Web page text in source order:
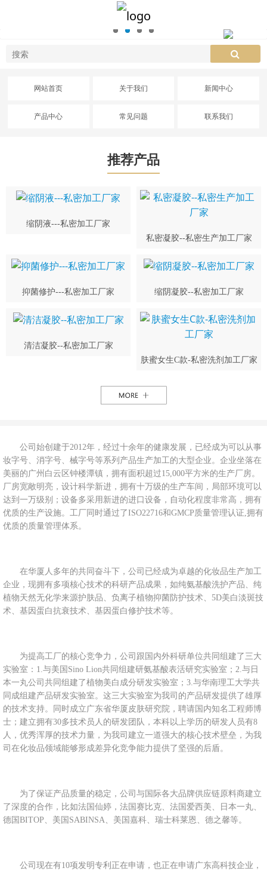
网站首页 关于我们 新闻中心
产品中心 常见问题 联系我们
推荐产品
缩阴液---私密加工厂家
私密凝胶--私密生产加工厂家
抑菌修护---私密加工厂家 缩阴凝胶--私密加工厂家
清洁凝胶--私密加工厂家
肤蜜女生C款-私密洗剂加工厂家
公司始创建于2012年，经过十余年的健康发展，已经成为可以从事
妆字号、消字号、械字号等系列产品生产加工的大型企业。企业坐落在
美丽的广州白云区钟楼潭镇，拥有面积超过15,000平方米的生产厂房。
厂房宽敞明亮，设计科学新进，拥有十万级的生产车间，局部环境可以
达到一万级别；设备多采用新进的进口设备，自动化程度非常高，拥有
优质的生产设施。工厂同时通过了ISO22716和GMCP质量管理认证,拥有
优质的质量管理体系。
在华厦人多年的共同奋斗下，公司已经成为卓越的化妆品生产加工
企业，现拥有多项核心技术的科研产品成果，如纯氨基酸洗护产品、纯
植物天然无化学来源护肤品、负离子植物抑菌防护技术、5D美白淡斑技
术、基因蛋白抗衰技术、基因蛋白修护技术等。
为提高工厂的核心竞争力，公司跟国内外科研单位共同组建了三大
实验室：1.与美国Sino Lion共同组建研氨基酸表活研究实验室；2.与日
本一丸公司共同组建了植物美白成分研发实验室；3.与华南理工大学共
同成组建产品研发实验室。这三大实验室为我司的产品研发提供了雄厚
的技术支持。同时成立广东省华厦皮肤研究院，聘请国内知名工程师博
士；建立拥有30多技术员人的研发团队，本科以上学历的研发人员有8
人，优秀浑厚的技术力量，为我司建立一道强大的核心技术壁垒，为我
司在化妆品领域能够形成差异化竞争能力提供了坚强的后盾。
为了保证产品质量的稳定，公司与国际各大品牌供应链原料商建立
了深度的合作，比如法国仙婷，法国赛比克、法国爱西美、日本一丸、
德国BITOP、美国SABINSA、美国嘉科、瑞士科莱恩、德之馨等。
公司现在有10项发明专利正在申请，也正在申请广东高科技企业，